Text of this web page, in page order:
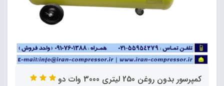
کمپرسور بدون روغن 250 لیتری 3000 وات دو